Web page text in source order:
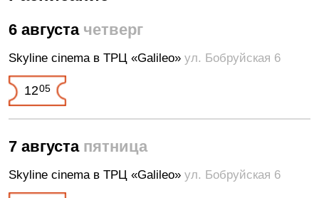
6 августа четверг
Skyline cinema в ТРЦ «Galileo» ул. Бобруйская 6
1205
7 августа пятница
Skyline cinema в ТРЦ «Galileo» ул. Бобруйская 6